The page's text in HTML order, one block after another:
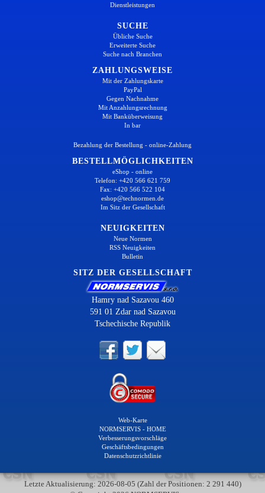
Dienstleistungen
SUCHE
Übliche Suche
Erweiterte Suche
Suche nach Branchen
ZAHLUNGSWEISE
Mit der Zahlungskarte
PayPal
Gegen Nachnahme
Mit Anzahlungsrechnung
Mit Banküberweisung
In bar
Bezahlung der Bestellung - online-Zahlung
BESTELLMÖGLICHKEITEN
eShop - online
Telefon: +420 566 621 759
Fax: +420 566 522 104
eshop@technormen.de
Im Sitz der Gesellschaft
NEUIGKEITEN
Neue Normen
RSS Neuigkeiten
Bulletin
SITZ DER GESELLSCHAFT
Hamry nad Sazavou 460
591 01 Zdar nad Sazavou
Tschechische Republik
Web-Karte
NORMSERVIS - HOME
Verbesserungsvorschläge
Geschäftsbedingungen
Datenschutzrichtlinie
Letzte Aktualisierung: 2026-08-05 (Zahl der Positionen: 2 291 440)